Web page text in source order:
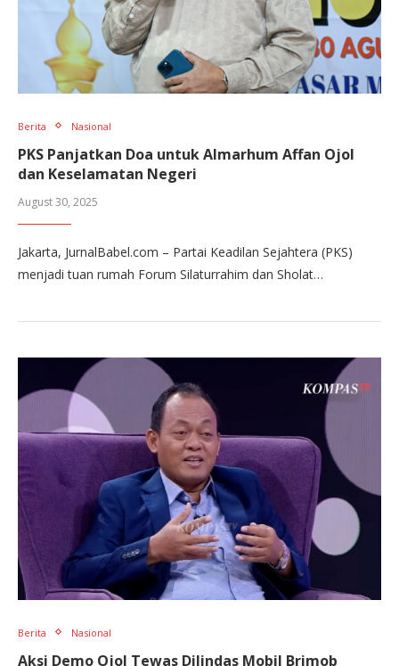
Berita Nasional
PKS Panjatkan Doa untuk Almarhum Affan Ojol
dan Keselamatan Negeri
August 30, 2025
Jakarta, JurnalBabel.com – Partai Keadilan Sejahtera (PKS)
menjadi tuan rumah Forum Silaturrahim dan Sholat…
Berita Nasional
Aksi Demo Ojol Tewas Dilindas Mobil Brimob